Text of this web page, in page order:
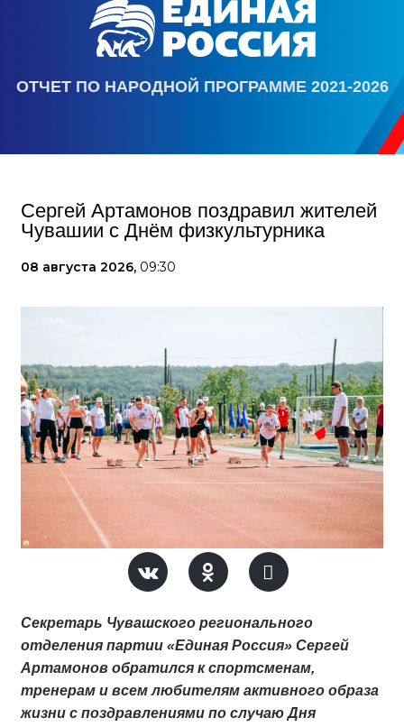
ОТЧЕТ ПО НАРОДНОЙ ПРОГРАММЕ 2021-2026
Сергей Артамонов поздравил жителей
Чувашии с Днём физкультурника
08 августа 2026, 09:30
Секретарь Чувашского регионального
отделения партии «Единая Россия» Сергей
Артамонов обратился к спортсменам,
тренерам и всем любителям активного образа
жизни с поздравлениями по случаю Дня